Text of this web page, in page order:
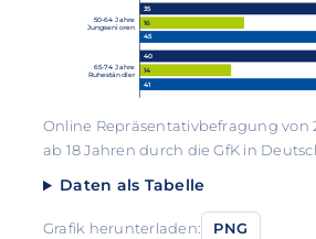
50-64 Jahre
Jungsenioren
35
16
45
65-74 Jahre
Ruheständler
40
14
41
Online Repräsentativbefragung von
ab 18 Jahren durch die GfK in
Daten als Tabelle
Grafik herunterladen: PNG